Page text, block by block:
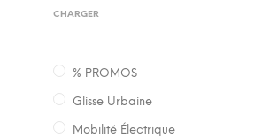
CHARGER
% PROMOS
Glisse Urbaine
Mobilité Électrique